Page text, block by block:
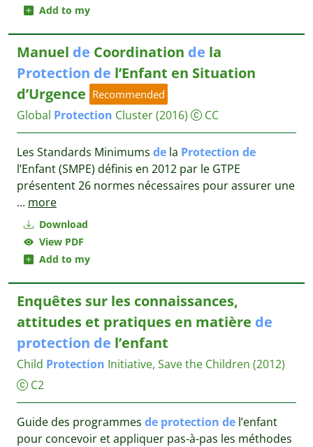
Add to my
Download
View PDF
Add to my
Manuel de Coordination de la
Protection de l’Enfant en Situation
d’Urgence Recommended
Global Protection Cluster(2016) CC
Les Standards Minimums de la Protection de
l’Enfant (SMPE) définis en 2012 par le GTPE
présentent 26 normes nécessaires pour assurer une
... more
Enquêtes sur les connaissances,
attitudes et pratiques en matière de
protection de l’enfant
Child Protection Initiative, Save the Children (2012)
C2
Guide des programmes de protection de l’enfant
pour concevoir et appliquer pas-à-pas les méthodes